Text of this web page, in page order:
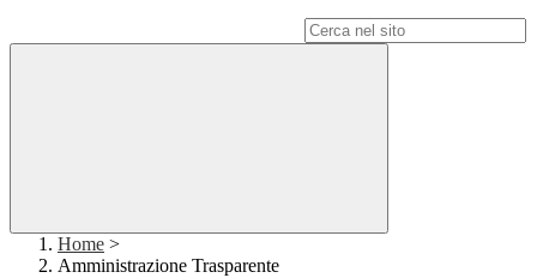
Home >
Amministrazione Trasparente